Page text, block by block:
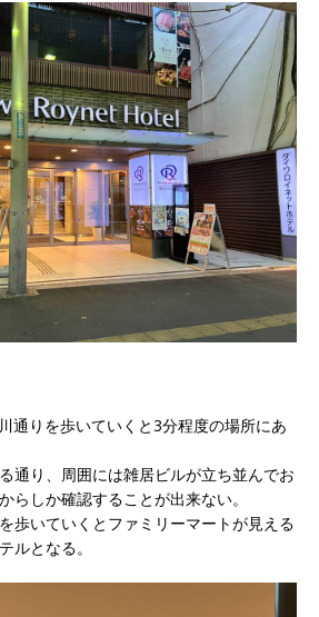
通りを歩いていくと3分程度の場所にあ
通り、周囲には雑居ビルが立ち並んでお
らしか確認することが出来ない。
歩いていくとファミリーマートが見える
ルとなる。